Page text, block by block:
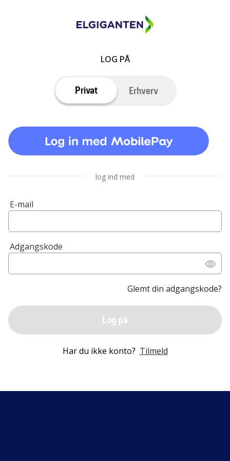
LOG PÅ
Privat Erhverv
log ind med
E-mail
Adgangskode
Glemt din adgangskode?
Log på
Har du ikke konto? Tilmeld